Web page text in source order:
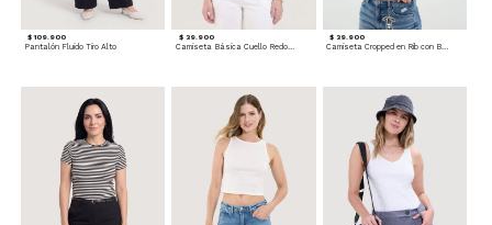
$ 109.900
Pantalón Fluido Tiro Alto
$ 39.900
Camiseta Básica Cuello Redondo
$ 39.900